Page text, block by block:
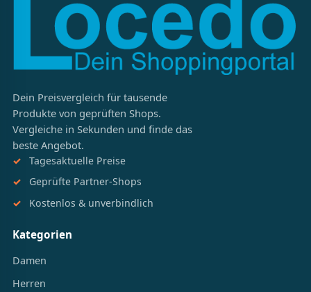
Dein Preisvergleich für tausende
Produkte von geprüften Shops.
Vergleiche in Sekunden und finde das
beste Angebot.
Tagesaktuelle Preise
Geprüfte Partner-Shops
Kostenlos & unverbindlich
Kategorien
Damen
Herren